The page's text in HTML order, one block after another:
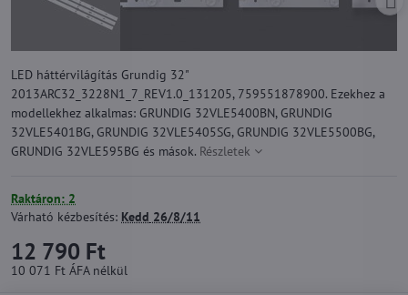
LED háttérvilágítás Grundig 32"
2013ARC32_3228N1_7_REV1.0_131205, 759551878900. Ezekhez a
modellekhez alkalmas: GRUNDIG 32VLE5400BN, GRUNDIG
32VLE5401BG, GRUNDIG 32VLE5405SG, GRUNDIG 32VLE5500BG,
GRUNDIG 32VLE595BG és mások. Részletek
Raktáron: 2
Várható kézbesítés: Kedd 26/8/11
12 790 Ft
10 071 Ft ÁFA nélkül